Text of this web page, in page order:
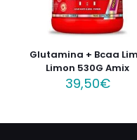
Glutamina + Bcaa
Limon 530G Amix
39,50€